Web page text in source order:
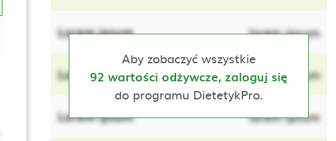
Lorem ipsum lorem ipsum
Lorem ipsum lorem ipsum
Lorem ipsum lorem ipsum
Aby zobaczyć wszystkie
92 wartości odżywcze, zaloguj się
do programu DietetykPro.